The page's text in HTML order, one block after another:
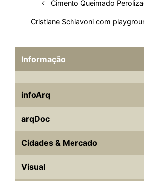
Cimento Queimado
Cristiane Schiavoni com
Informação
infoArq
arqDoc
Cidades & Mercado
Visual